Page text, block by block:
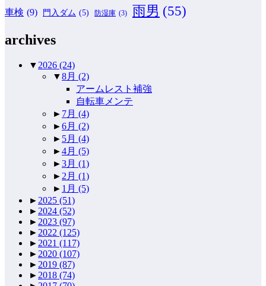
車検 (9) 門入ダム (5) 防湿庫 (3) 雨男 (55)
archives
▼ 2026 (24)
▼8月 (2)
アームレスト補強
自転車メンテ
► 7月 (4)
►6月 (2)
► 5月 (4)
►4月 (5)
►3月 (1)
► 2月 (1)
► 1月 (5)
► 2025 (51)
► 2024 (52)
► 2023 (97)
► 2022 (125)
► 2021 (117)
► 2020 (107)
► 2019 (87)
► 2018 (74)